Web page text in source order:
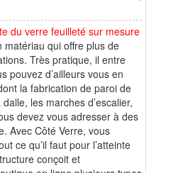
du verre feuilleté sur mesure
matériau qui offre plus de
Très pratique, il entre
pouvez d’ailleurs vous en
la fabrication de paroi de
les marches d’escalier,
devez vous adresser à des
Avec Côté Verre, vous
ce qu’il faut pour l’atteinte
conçoit et